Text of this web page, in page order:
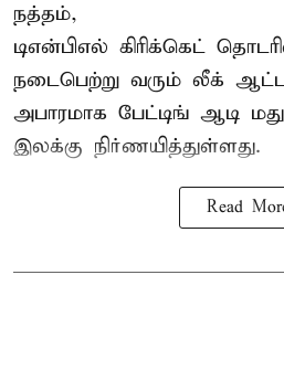
நத்தம்,
டிஎன்பிஎல் கிரிக்கெட்
நடைபெற்று வரும் லீக்
அபாரமாக பேட்டிங் ஆடி
இலக்கு நிர்ணயித்துள்ளது.
Read